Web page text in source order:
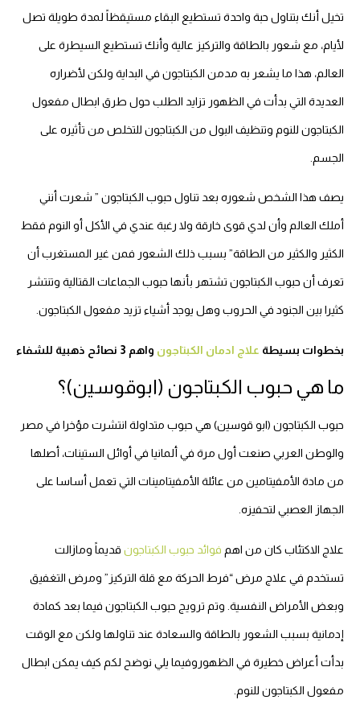
تخيل أنك بتناول حبة واحدة تستطيع البقاء مستيقظاً لمدة طويلة تصل
لأيام، مع شعور بالطاقة والتركيز عالية وأنك تستطيع السيطرة على
العالم، هذا ما يشعر به مدمن الكبتاجون في البداية ولكن لأضراره
العديدة التي بدأت في الظهور تزايد الطلب حول طرق ابطال مفعول
الكبتاجون للنوم وتنظيف البول من الكبتاجون للتخلص من تأثيره على
الجسم.
يصف هذا الشخص شعوره بعد تناول حبوب الكبتاجون ” شعرت أنني
أملك العالم وأن لدي قوى خارقة ولا رغبة عندي في الأكل أو النوم فقط
الكثير والكثير من الطاقة” بسبب ذلك الشعور فمن غير المستغرب أن
تعرف أن حبوب الكبتاجون تشتهر بأنها حبوب الجماعات القتالية وتنتشر
كثيرا بين الجنود في الحروب وهل يوجد أشياء تزيد مفعول الكبتاجون.
بخطوات بسيطة علاج ادمان الكبتاجون واهم 3 نصائح ذهبية للشفاء
ما هي حبوب الكبتاجون (ابوقوسين)؟
حبوب الكبتاجون (ابو قوسين) هي حبوب متداولة انتشرت مؤخرا في مصر
والوطن العربي صنعت أول مرة في ألمانيا في أوائل الستينات، أصلها
من مادة الأمفيتامين من عائلة الأمفيتامينات التي تعمل أساسا على
الجهاز العصبي لتحفيزه.
علاج الاكتئاب كان من اهم فوائد حبوب الكبتاجون قديماً ومازالت
تستخدم في علاج مرض “فرط الحركة مع قلة التركيز” ومرض التغفيق
وبعض الأمراض النفسية. وتم ترويج حبوب الكبتاجون فيما بعد كمادة
إدمانية بسبب الشعور بالطاقة والسعادة عند تناولها ولكن مع الوقت
بدأت أعراض خطيرة في الظهوروفيما يلي نوضح لكم كيف يمكن ابطال
مفعول الكبتاجون للنوم.